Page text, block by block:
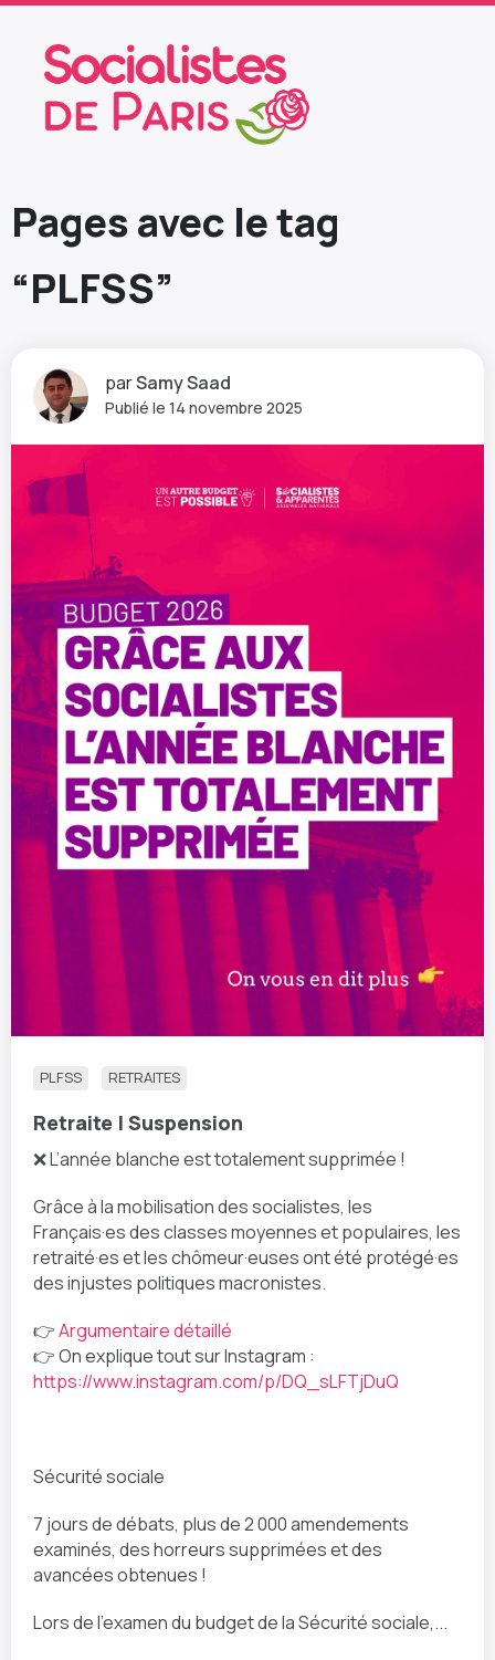
Pages avec le tag
“PLFSS”
parSamy Saad
Publié le 14 novembre 2025
PLFSS RETRAITES
Retraite | Suspension
❌ L’année blanche est totalement supprimée !
Grâce à la mobilisation des socialistes, les
Français·es des classes moyennes et populaires, les
retraité·es et les chômeur·euses ont été protégé·es
des injustes politiques macronistes.
👉Argumentaire détaillé
👉 On explique tout sur Instagram :
https://www.instagram.com/p/DQ_sLFTjDuQ
Sécurité sociale
7 jours de débats, plus de 2 000 amendements
examinés, des horreurs supprimées et des
avancées obtenues !
Lors de l'examen du budget de la Sécurité sociale,...